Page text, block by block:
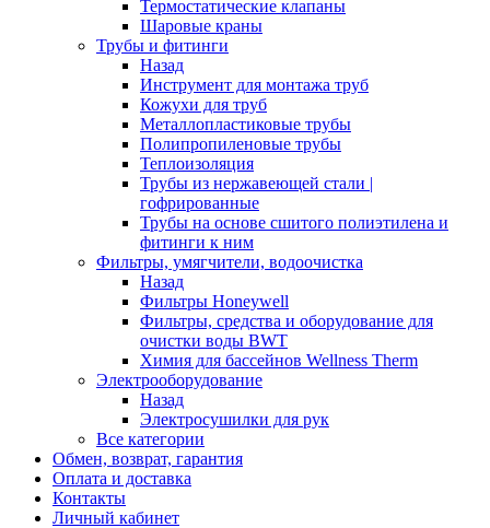
Термостатические клапаны
Шаровые краны
Трубы и фитинги
Назад
Инструмент для монтажа труб
Кожухи для труб
Металлопластиковые трубы
Полипропиленовые трубы
Теплоизоляция
Трубы из нержавеющей стали |
гофрированные
Трубы на основе сшитого полиэтилена и
фитинги к ним
Фильтры, умягчители, водоочистка
Назад
Фильтры Honeywell
Фильтры, средства и оборудование для
очистки воды BWT
Химия для бассейнов Wellness Therm
Электрооборудование
Назад
Электросушилки для рук
Все категории
Обмен, возврат, гарантия
Оплата и доставка
Контакты
Личный кабинет